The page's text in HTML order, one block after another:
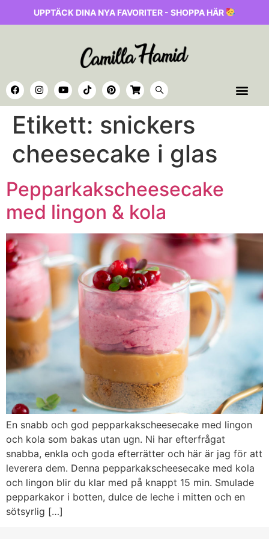
UPPTÄCK DINA NYA FAVORITER - SHOPPA HÄR
Etikett: snickers
cheesecake i glas
Pepparkakscheesecake
med lingon & kola
En snabb och god pepparkakscheesecake med lingon
och kola som bakas utan ugn. Ni har efterfrågat
snabba, enkla och goda efterrätter och här är jag för att
leverera dem. Denna pepparkakscheesecake med kola
och lingon blir du klar med på knappt 15 min. Smulade
pepparkakor i botten, dulce de leche i mitten och en
sötsyrlig […]